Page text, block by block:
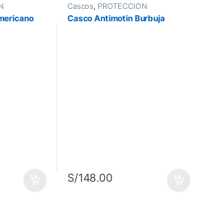
Cascos PROTECCIÓN
Casco Antimotin Burbuja
S/148.00